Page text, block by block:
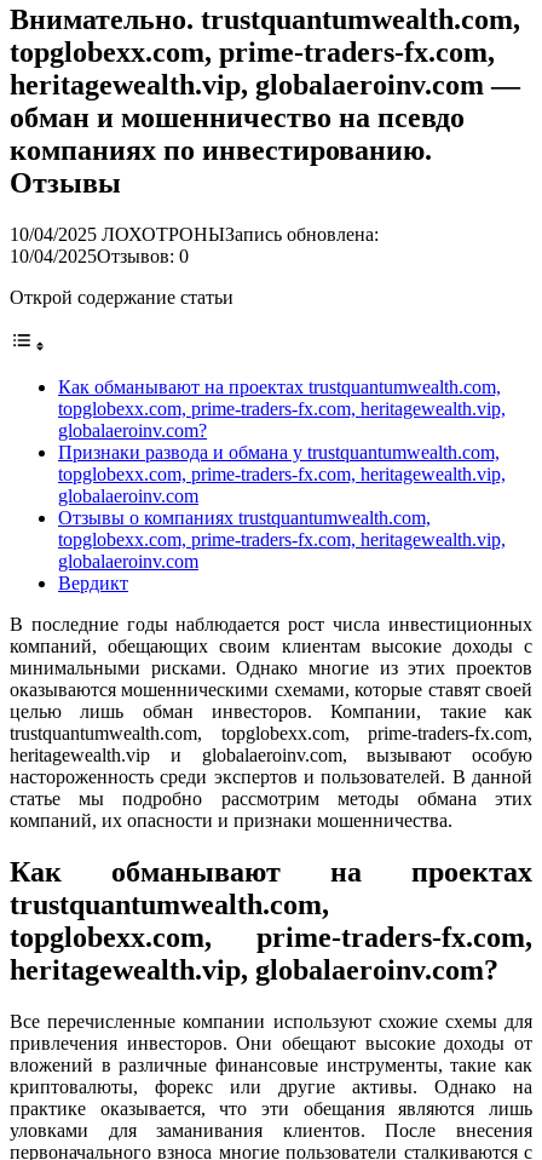
Внимательно. trustquantumwealth.com,
topglobexx.com, prime-traders-fx.com,
heritagewealth.vip, globalaeroinv.com —
обман и мошенничество на псевдо
компаниях по инвестированию.
Отзывы
10/04/2025 ЛОХОТРОНЫЗапись обновлена:
10/04/2025Отзывов: 0
Открой содержание статьи
Как обманывают на проектах trustquantumwealth.com,
topglobexx.com, prime-traders-fx.com, heritagewealth.vip,
globalaeroinv.com?
Признаки развода и обмана у trustquantumwealth.com,
topglobexx.com, prime-traders-fx.com, heritagewealth.vip,
globalaeroinv.com
Отзывы о компаниях trustquantumwealth.com,
topglobexx.com, prime-traders-fx.com, heritagewealth.vip,
globalaeroinv.com
Вердикт
В последние годы наблюдается рост числа инвестиционных
компаний, обещающих своим клиентам высокие доходы с
минимальными рисками. Однако многие из этих проектов
оказываются мошенническими схемами, которые ставят своей
целью лишь обман инвесторов. Компании, такие как
trustquantumwealth.com, topglobexx.com, prime-traders-fx.com,
heritagewealth.vip и globalaeroinv.com, вызывают особую
настороженность среди экспертов и пользователей. В данной
статье мы подробно рассмотрим методы обмана этих
компаний, их опасности и признаки мошенничества.
Как обманывают на проектах
trustquantumwealth.com,
topglobexx.com, prime-traders-fx.com,
heritagewealth.vip, globalaeroinv.com?
Все перечисленные компании используют схожие схемы для
привлечения инвесторов. Они обещают высокие доходы от
вложений в различные финансовые инструменты, такие как
криптовалюты, форекс или другие активы. Однако на
практике оказывается, что эти обещания являются лишь
уловками для заманивания клиентов. После внесения
первоначального взноса многие пользователи сталкиваются с